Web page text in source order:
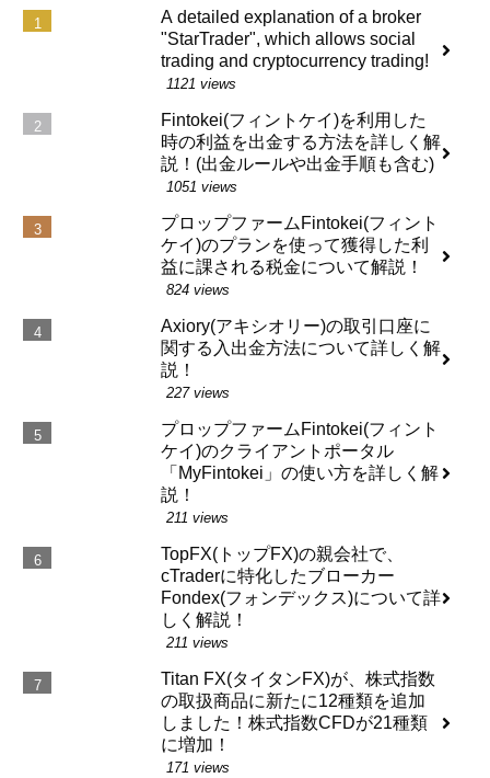
A detailed explanation of a broker
"StarTrader", which allows social
trading and cryptocurrency trading!
1121 views
Fintokei(フィントケイ)を利用した
時の利益を出金する方法を詳しく解
説！(出金ルールや出金手順も含む)
1051 views
プロップファームFintokei(フィント
ケイ)のプランを使って獲得した利
益に課される税金について解説！
824 views
Axiory(アキシオリー)の取引口座に
関する入出金方法について詳しく解
説！
227 views
プロップファームFintokei(フィント
ケイ)のクライアントポータル
「MyFintokei」の使い方を詳しく解
説！
211 views
TopFX(トップFX)の親会社で、
cTraderに特化したブローカー
Fondex(フォンデックス)について詳
しく解説！
211 views
Titan FX(タイタンFX)が、株式指数
の取扱商品に新たに12種類を追加
しました！株式指数CFDが21種類
に増加！
171 views